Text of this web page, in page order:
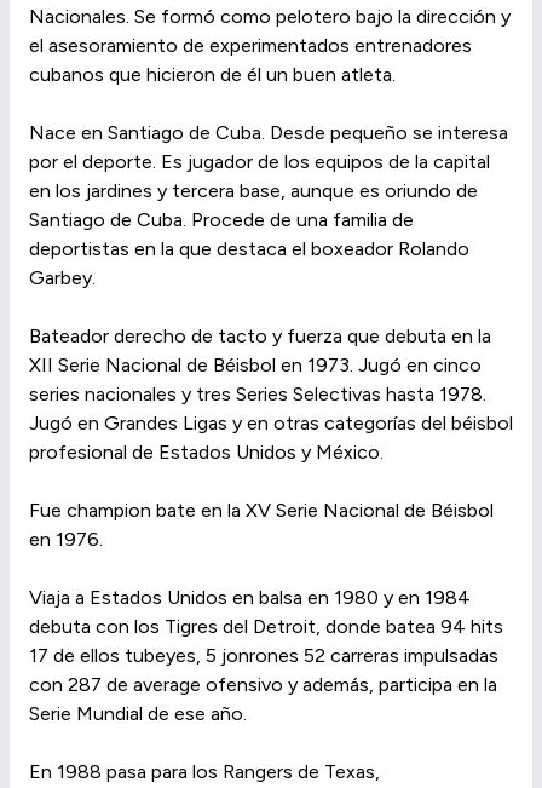
Nacionales. Se formó como pelotero bajo la dirección y
el asesoramiento de experimentados entrenadores
cubanos que hicieron de él un buen atleta.
Nace en Santiago de Cuba. Desde pequeño se interesa
por el deporte. Es jugador de los equipos de la capital
en los jardines y tercera base, aunque es oriundo de
Santiago de Cuba. Procede de una familia de
deportistas en la que destaca el boxeador Rolando
Garbey.
Bateador derecho de tacto y fuerza que debuta en la
XII Serie Nacional de Béisbol en 1973. Jugó en cinco
series nacionales y tres Series Selectivas hasta 1978.
Jugó en Grandes Ligas y en otras categorías del béisbol
profesional de Estados Unidos y México.
Fue champion bate en la XV Serie Nacional de Béisbol
en 1976.
Viaja a Estados Unidos en balsa en 1980 y en 1984
debuta con los Tigres del Detroit, donde batea 94 hits
17 de ellos tubeyes, 5 jonrones 52 carreras impulsadas
con 287 de average ofensivo y además, participa en la
Serie Mundial de ese año.
En 1988 pasa para los Rangers de Texas,